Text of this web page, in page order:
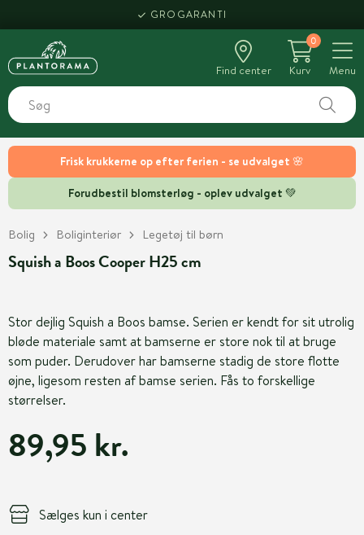
Frisk krukkerne op efter ferien - se udvalget 🌸
Forudbestil blomsterløg - oplev udvalget 💚
GROGARANTI
Find center
0
Kurv
Menu
Bolig Boliginteriør Legetøj til børn
Squish a Boos Cooper H25 cm
Stor dejlig Squish a Boos bamse. Serien er kendt for sit utrolig
bløde materiale samt at bamserne er store nok til at bruge
som puder. Derudover har bamserne stadig de store flotte
øjne, ligesom resten af bamse serien. Fås to forskellige
størrelser.
89,95 kr.
Sælges kun i center